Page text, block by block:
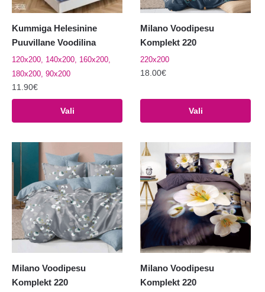
Kummiga Helesinine
Puuvillane Voodilina
120x200, 140x200, 160x200,
180x200, 90x200
11.90€
Vali
tootel
mitu
varianti.
Valikuid
saab
teha
tootelehel.
Milano Voodipesu
Komplekt 220
220x200
18.00€
Vali
on
varianti.
Valikuid
saab
teha
tootelehel.
Milano Voodipesu
Komplekt 220
Milano Voodipesu
Komplekt 220